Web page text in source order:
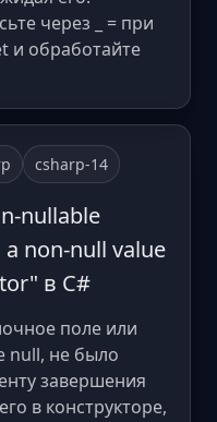
через _ = при
и обработайте
csharp-14
nullable
non-null value
в C#
поле или
null, не было
завершения
в конструкторе,